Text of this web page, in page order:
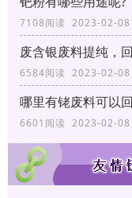
7108阅读 2023-02-08
废含银废料提纯，
6584阅读 2023-02-
哪里有铑废料可以
6601阅读 2023-02-